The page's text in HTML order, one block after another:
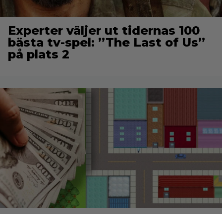
Experter väljer ut tidernas 100
bästa tv-spel: ”The Last of Us”
på plats 2